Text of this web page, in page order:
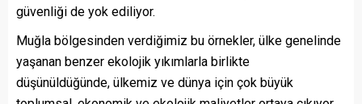
güvenliği de yok ediliyor.
Muğla bölgesinden verdiğimiz bu örnekler, ülke genelinde
yaşanan benzer ekolojik yıkımlarla birlikte
düşünüldüğünde, ülkemiz ve dünya için çok büyük